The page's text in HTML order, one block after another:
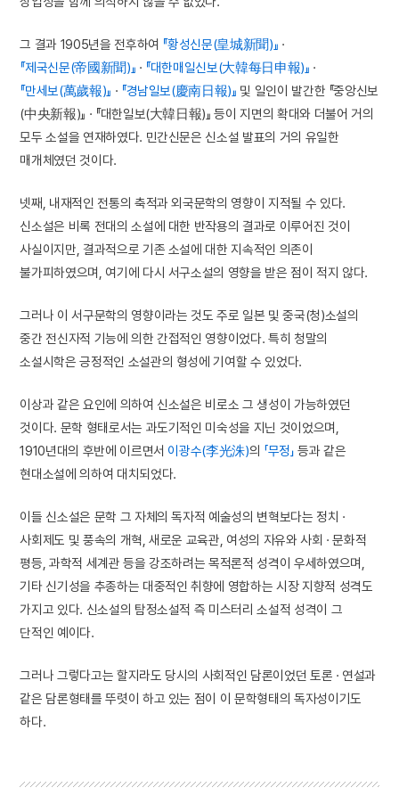
그 결과 1905년을 전후하여 『황성신문(皇城新聞)』 ·
『제국신문(帝國新聞)』 · 『대한매일신보(大韓每日申報)』 ·
『만세보(萬歲報)』 · 『경남일보(慶南日報)』 및 일인이 발간한 『중앙신보
(中央新報)』 · 『대한일보(大韓日報)』 등이 지면의 확대와 더불어 거의
모두 소설을 연재하였다. 민간신문은 신소설 발표의 거의 유일한
매개체였던 것이다.
넷째, 내재적인 전통의 축적과 외국문학의 영향이 지적될 수 있다.
신소설은 비록 전대의 소설에 대한 반작용의 결과로 이루어진 것이
사실이지만, 결과적으로 기존 소설에 대한 지속적인 의존이
불가피하였으며, 여기에 다시 서구소설의 영향을 받은 점이 적지 않다.
그러나 이 서구문학의 영향이라는 것도 주로 일본 및 중국(청)소설의
중간 전신자적 기능에 의한 간접적인 영향이었다. 특히 청말의
소설시학은 긍정적인 소설관의 형성에 기여할 수 있었다.
이상과 같은 요인에 의하여 신소설은 비로소 그 생성이 가능하였던
것이다. 문학 형태로서는 과도기적인 미숙성을 지닌 것이었으며,
1910년대의 후반에 이르면서 이광수(李光洙)의 「무정」 등과 같은
현대소설에 의하여 대치되었다.
이들 신소설은 문학 그 자체의 독자적 예술성의 변혁보다는 정치 ·
사회제도 및 풍속의 개혁, 새로운 교육관, 여성의 자유와 사회 · 문화적
평등, 과학적 세계관 등을 강조하려는 목적론적 성격이 우세하였으며,
기타 신기성을 추종하는 대중적인 취향에 영합하는 시장 지향적 성격도
가지고 있다. 신소설의 탐정소설적 즉 미스터리 소설적 성격이 그
단적인 예이다.
그러나 그렇다고는 할지라도 당시의 사회적인 담론이었던 토론 · 연설과
같은 담론형태를 뚜렷이 하고 있는 점이 이 문학형태의 독자성이기도
하다.